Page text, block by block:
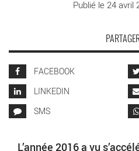
Publié le 24 avril
FACEBOOK
LINKEDIN
SMS
L’année 2016 a vu